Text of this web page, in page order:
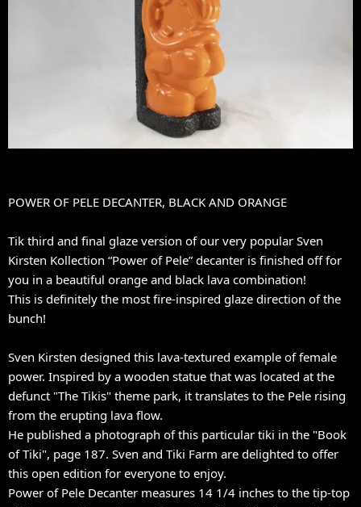
POWER OF PELE DECANTER, BLACK AND ORANGE
Tik third and final glaze version of our very popular Sven
Kirsten Kollection “Power of Pele” decanter is finished off for
you in a beautiful orange and black lava combination!
This is definitely the most fire-inspired glaze direction of the
bunch!
Sven Kirsten designed this lava-textured example of female
power. Inspired by a wooden statue that was located at the
defunct "The Tikis" theme park, it translates to the Pele rising
from the erupting lava flow.
He published a photograph of this particular tiki in the "Book
of Tiki", page 187. Sven and Tiki Farm are delighted to offer
this open edition for everyone to enjoy.
Power of Pele Decanter measures 14 1/4 inches to the tip-top